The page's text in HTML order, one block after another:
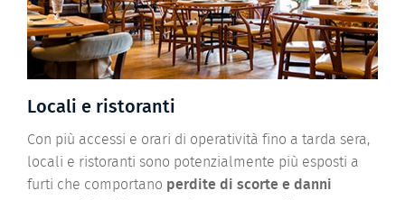
Locali e ristoranti
Con più accessi e orari di operatività fino a tarda sera,
locali e ristoranti sono potenzialmente più esposti a
furti che comportano perdite di scorte e danni